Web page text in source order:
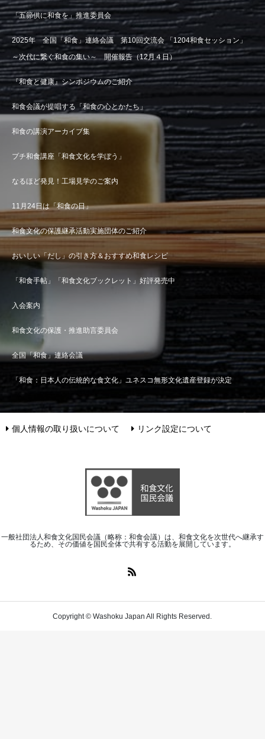
「五節供に和食を」推進委員会
2025年 全国「和食」連絡会議 第10回交流会 「1204和食セッション」
～次代に繋ぐ和食の集い～ 開催報告（12月４日）
『和食と健康』シンポジウムのご紹介
和食会議が提唱する「和食の心とかたち」
和食の講演アーカイブ集
プチ和食講座「和食文化を学ぼう」
なるほど発見！工場見学のご案内
11月24日は「和食の日」
和食文化の保護継承活動実施団体のご紹介
おいしい「だし」の引き方＆おすすめ和食レシピ
「和食手帖」「和食文化ブックレット」好評発売中
入会案内
和食文化の保護・推進助言委員会
全国「和食」連絡会議
「和食：日本人の伝統的な食文化」ユネスコ無形文化遺産登録が決定
個人情報の取り扱いについて リンク設定について
一般社団法人和食文化国民会議（略称：和食会議）は、和食文化を次世代へ継承す
るため、その価値を国民全体で共有する活動を展開しています。
Copyright © Washoku Japan All Rights Reserved.